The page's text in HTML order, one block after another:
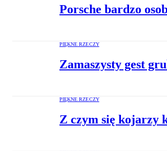
Porsche bardzo
PIĘKNE RZECZY
Zamaszysty gest
PIĘKNE RZECZY
Z czym się kojarzy